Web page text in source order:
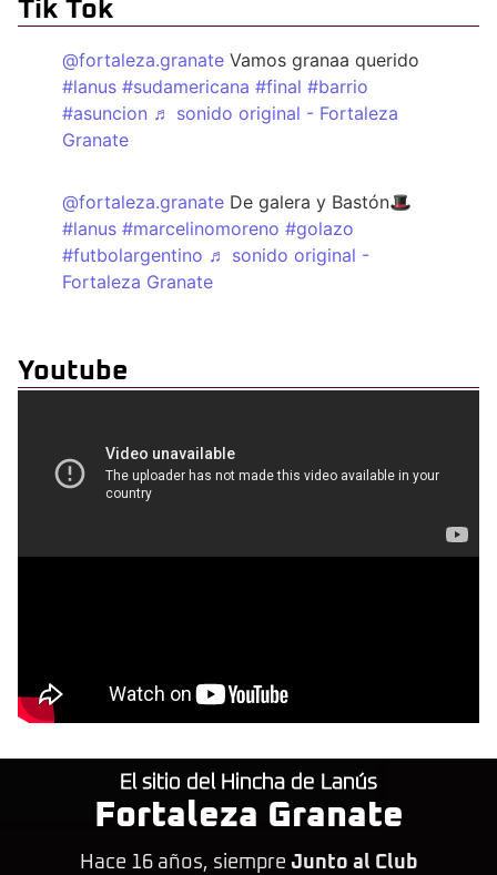
Tik Tok
@fortaleza.granate Vamos granaa querido
#lanus #sudamericana #final #barrio
#asuncion ♬ sonido original - Fortaleza
Granate
@fortaleza.granate De galera y Bastón🎩
#lanus #marcelinomoreno #golazo
#futbolargentino ♬ sonido original -
Fortaleza Granate
Youtube
El sitio del Hincha de Lanús
Fortaleza Granate
Hace 16 años, siempre Junto al Club